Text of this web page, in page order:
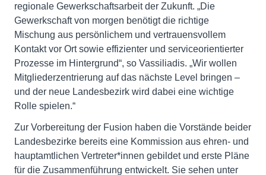
regionale Gewerkschaftsarbeit der Zukunft. „Die
Gewerkschaft von morgen benötigt die richtige
Mischung aus persönlichem und vertrauensvollem
Kontakt vor Ort sowie effizienter und serviceorientierter
Prozesse im Hintergrund“, so Vassiliadis. „Wir wollen
Mitgliederzentrierung auf das nächste Level bringen –
und der neue Landesbezirk wird dabei eine wichtige
Rolle spielen.“
Zur Vorbereitung der Fusion haben die Vorstände beider
Landesbezirke bereits eine Kommission aus ehren- und
hauptamtlichen Vertreter*innen gebildet und erste Pläne
für die Zusammenführung entwickelt. Sie sehen unter